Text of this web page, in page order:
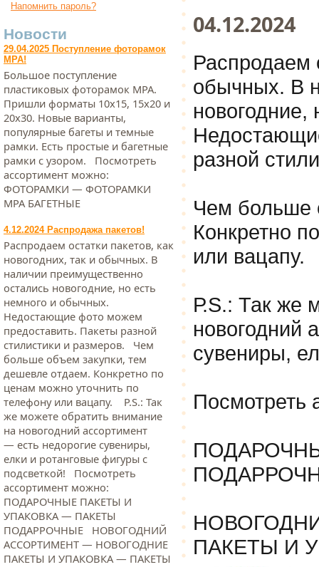
Напомнить пароль?
Новости
29.04.2025 Поступление фоторамок
МРА!
Большое поступление
пластиковых фоторамок МРА.
Пришли форматы 10х15, 15х20 и
20х30. Новые варианты,
популярные багеты и темные
рамки. Есть простые и багетные
рамки с узором. Посмотреть
ассортимент можно:
ФОТОРАМКИ — ФОТОРАМКИ
МРА БАГЕТНЫЕ
4.12.2024 Распродажа пакетов!
Распродаем остатки пакетов, как
новогодних, так и обычных. В
наличии преимущественно
остались новогодние, но есть
немного и обычных.
Недостающие фото можем
предоставить. Пакеты разной
стилистики и размеров. Чем
больше объем закупки, тем
дешевле отдаем. Конкретно по
ценам можно уточнить по
телефону или вацапу. Р.S.: Так
же можете обратить внимание
на новогодний ассортимент
— есть недорогие сувениры,
елки и ротанговые фигуры с
подсветкой! Посмотреть
ассортимент можно:
ПОДАРОЧНЫЕ ПАКЕТЫ И
УПАКОВКА — ПАКЕТЫ
ПОДАРРОЧНЫЕ НОВОГОДНИЙ
АССОРТИМЕНТ — НОВОГОДНИЕ
ПАКЕТЫ И УПАКОВКА — ПАКЕТЫ
04.12.2024
Распродаем
обычных. В
разной
Чем больше
Конкретно
или вацапу.
Р.S.: Так же
новогодний
сувениры,
Посмотреть
ПАКЕТЫ И